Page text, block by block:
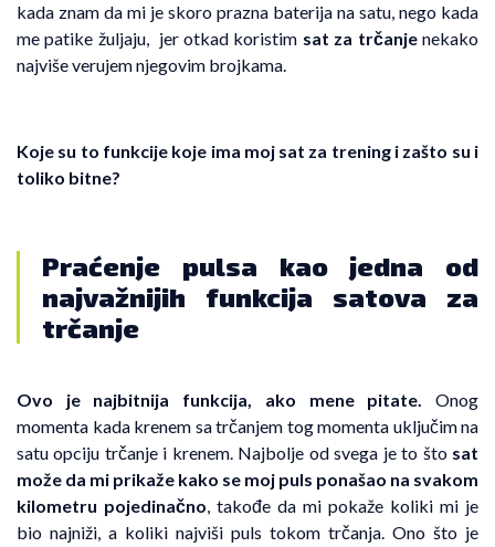
kada znam da mi je skoro prazna baterija na satu, nego kada
me patike žuljaju, jer otkad koristim sat za trčanjenekako
najviše verujem njegovim brojkama.
Koje su to funkcije koje ima moj sat za trening i zašto su i
toliko bitne?
Praćenje pulsa kao jedna od
najvažnijih funkcija satova za
trčanje
Ovo je najbitnija funkcija, ako mene pitate. Onog
momenta kada krenem sa trčanjem tog momenta uključim na
satu opciju trčanje i krenem. Najbolje od svega je to što sat
može da mi prikaže kako se moj puls ponašao na svakom
kilometru pojedinačno, takođe da mi pokaže koliki mi je
bio najniži, a koliki najviši puls tokom trčanja. Ono što je